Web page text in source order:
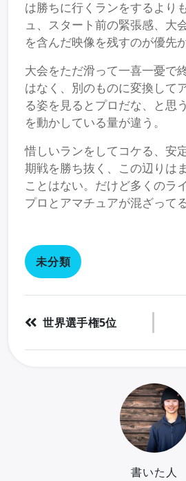
は勝ちに行くランをするより
ュ、スタート前の緊張感、大
を含んだ映像を残すのが優先
大会をただ滑って一喜一憂で
はなく、別のものに変換して
る姿を見るとプロだな、と思
を動かしている量が違う。
惜しいランをしてコケる、安
期戦を勝ち抜く、この辺りは
ことはない。だけど多くのラ
プロとアマチュアが混ざってる
未分類
世界選手権5位
書いた人